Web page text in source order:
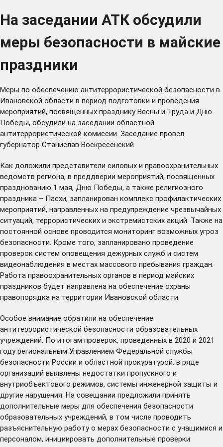
На заседании АТК обсудили
меры безопасности в майские
праздники
Меры по обеспечению антитеррористической безопасности в
Ивановской области в период подготовки и проведения
мероприятий, посвященных празднику Весны и Труда и Дню
Победы, обсудили на заседании областной
антитеррористической комиссии. Заседание провел
губернатор Станислав Воскресенский.
Как доложили представители силовых и правоохранительных
ведомств региона, в преддверии мероприятий, посвященных
празднованию 1 мая, Дню Победы, а также религиозного
праздника – Пасхи, запланирован комплекс профилактических
мероприятий, направленных на предупреждение чрезвычайных
ситуаций, террористических и экстремистских акций. Также на
постоянной основе проводится мониторинг возможных угроз
безопасности. Кроме того, запланировано проведение
проверок систем оповещения дежурных служб и систем
видеонаблюдения в местах массового пребывания граждан.
Работа правоохранительных органов в период майских
праздников будет направлена на обеспечение охраны
правопорядка на территории Ивановской области.
Особое внимание обратили на обеспечение
антитеррористической безопасности образовательных
учреждений. По итогам проверок, проведенных в 2020 и 2021
году региональным Управлением Федеральной службы
безопасности России и областной прокуратурой, в ряде
организаций выявлены недостатки пропускного и
внутриобъектового режимов, системы инженерной защиты и
другие нарушения. На совещании предложили принять
дополнительные меры для обеспечения безопасности
образовательных учреждений, в том числе проводить
разъяснительную работу о мерах безопасности с учащимися и
персоналом, инициировать дополнительные проверки